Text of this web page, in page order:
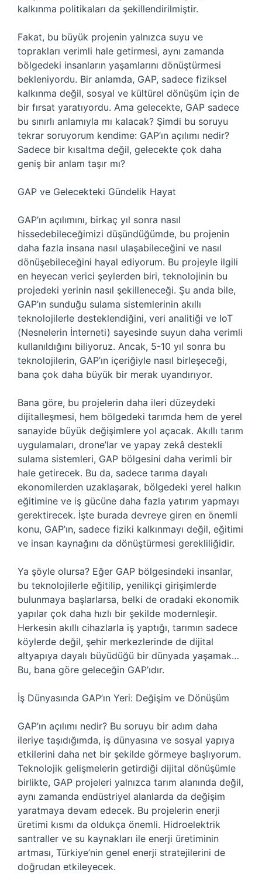
kalkınma politikaları da şekillendirilmiştir.
Fakat, bu büyük projenin yalnızca suyu ve
toprakları verimli hale getirmesi, aynı zamanda
bölgedeki insanların yaşamlarını dönüştürmesi
bekleniyordu. Bir anlamda, GAP, sadece fiziksel
kalkınma değil, sosyal ve kültürel dönüşüm için de
bir fırsat yaratıyordu. Ama gelecekte, GAP sadece
bu sınırlı anlamıyla mı kalacak? Şimdi bu soruyu
tekrar soruyorum kendime: GAP’ın açılımı nedir?
Sadece bir kısaltma değil, gelecekte çok daha
geniş bir anlam taşır mı?
GAP ve Gelecekteki Gündelik Hayat
GAP’ın açılımını, birkaç yıl sonra nasıl
hissedebileceğimizi düşündüğümde, bu projenin
daha fazla insana nasıl ulaşabileceğini ve nasıl
dönüşebileceğini hayal ediyorum. Bu projeyle ilgili
en heyecan verici şeylerden biri, teknolojinin bu
projedeki yerinin nasıl şekilleneceği. Şu anda bile,
GAP’ın sunduğu sulama sistemlerinin akıllı
teknolojilerle desteklendiğini, veri analitiği ve IoT
(Nesnelerin İnterneti) sayesinde suyun daha verimli
kullanıldığını biliyoruz. Ancak, 5-10 yıl sonra bu
teknolojilerin, GAP’ın içeriğiyle nasıl birleşeceği,
bana çok daha büyük bir merak uyandırıyor.
Bana göre, bu projelerin daha ileri düzeydeki
dijitalleşmesi, hem bölgedeki tarımda hem de yerel
sanayide büyük değişimlere yol açacak. Akıllı tarım
uygulamaları, drone’lar ve yapay zekâ destekli
sulama sistemleri, GAP bölgesini daha verimli bir
hale getirecek. Bu da, sadece tarıma dayalı
ekonomilerden uzaklaşarak, bölgedeki yerel halkın
eğitimine ve iş gücüne daha fazla yatırım yapmayı
gerektirecek. İşte burada devreye giren en önemli
konu, GAP’ın, sadece fiziki kalkınmayı değil, eğitimi
ve insan kaynağını da dönüştürmesi gerekliliğidir.
Ya şöyle olursa? Eğer GAP bölgesindeki insanlar,
bu teknolojilerle eğitilip, yenilikçi girişimlerde
bulunmaya başlarlarsa, belki de oradaki ekonomik
yapılar çok daha hızlı bir şekilde modernleşir.
Herkesin akıllı cihazlarla iş yaptığı, tarımın sadece
köylerde değil, şehir merkezlerinde de dijital
altyapıya dayalı büyüdüğü bir dünyada yaşamak…
Bu, bana göre geleceğin GAP’ıdır.
İş Dünyasında GAP’ın Yeri: Değişim ve Dönüşüm
GAP’ın açılımı nedir? Bu soruyu bir adım daha
ileriye taşıdığımda, iş dünyasına ve sosyal yapıya
etkilerini daha net bir şekilde görmeye başlıyorum.
Teknolojik gelişmelerin getirdiği dijital dönüşümle
birlikte, GAP projeleri yalnızca tarım alanında değil,
aynı zamanda endüstriyel alanlarda da değişim
yaratmaya devam edecek. Bu projelerin enerji
üretimi kısmı da oldukça önemli. Hidroelektrik
santraller ve su kaynakları ile enerji üretiminin
artması, Türkiye’nin genel enerji stratejilerini de
doğrudan etkileyecek.